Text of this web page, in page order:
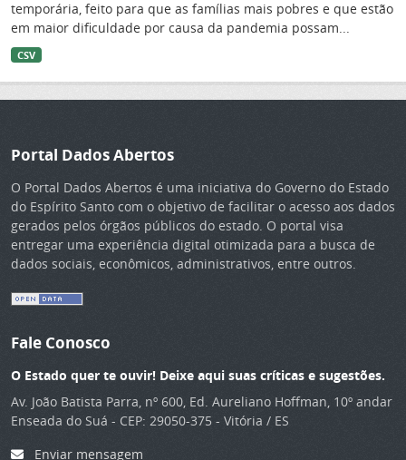
temporária, feito para que as famílias mais pobres e que estão
em maior dificuldade por causa da pandemia possam...
CSV
Portal Dados Abertos
O Portal Dados Abertos é uma iniciativa do Governo do Estado
do Espírito Santo com o objetivo de facilitar o acesso aos dados
gerados pelos órgãos públicos do estado. O portal visa
entregar uma experiência digital otimizada para a busca de
dados sociais, econômicos, administrativos, entre outros.
Fale Conosco
O Estado quer te ouvir! Deixe aqui suas críticas e sugestões.
Av. João Batista Parra, nº 600, Ed. Aureliano Hoffman, 10º andar
Enseada do Suá - CEP: 29050-375 - Vitória / ES
Enviar mensagem